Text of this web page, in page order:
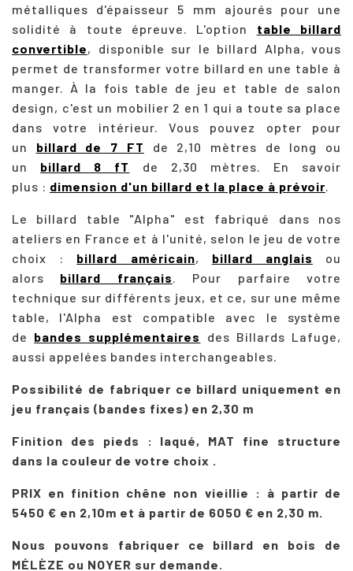
métalliques d'épaisseur 5 mm ajourés pour une
solidité à toute épreuve. L'option table billard
convertible, disponible sur le billard Alpha, vous
permet de transformer votre billard en une table à
manger. À la fois table de jeu et table de salon
design, c'est un mobilier 2 en 1 qui a toute sa place
dans votre intérieur. Vous pouvez opter pour
un billard de 7 FT de 2,10 mètres de long ou
un billard 8 fT
de 2,30 mètres. En savoir
plus : dimension d'un billard et la place à prévoir
Le billard table "Alpha" est fabriqué dans nos
ateliers en France et à l'unité, selon le jeu de votre
choix : billard américain, billard anglais ou
alors billard français . Pour parfaire votre
technique sur différents jeux, et ce, sur une même
table, l'Alpha est compatible avec le système
de bandes supplémentaires
des Billards Lafuge,
aussi appelées bandes interchangeables.
Possibilité de fabriquer ce billard uniquement en
jeu français (bandes fixes) en 2,30 m
Finition des pieds : laqué, MAT fine structure
dans la couleur de votre choix .
PRIX en finition chêne non vieillie : à partir de
5450 € en 2,10m et à partir de 6050 € en 2,30 m.
Nous pouvons fabriquer ce billard en bois de
MÉLÈZE ou NOYER sur demande.